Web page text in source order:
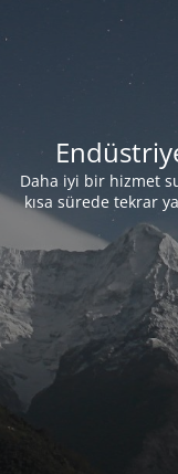
Daha iyi bir hizmet
kısa sürede tekrar